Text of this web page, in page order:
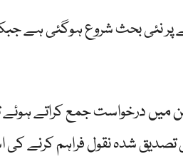
پر نئی بحث شروع ہوگئی ہے
درخواست جمع کراتے ہوئے
شدہ نقول فراہم کرنے کی